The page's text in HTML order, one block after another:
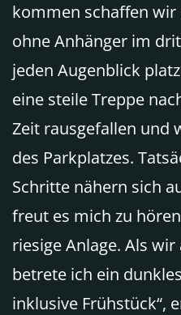
kommen schaffen wir
ohne Anhänger im
jeden Augenblick
eine steile Treppe
Zeit rausgefallen und
des Parkplatzes.
Schritte nähern sich
freut es mich zu
riesige Anlage. Als
betrete ich ein
inklusive Frühstück“,